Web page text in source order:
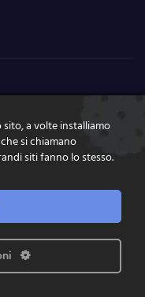
Live by
a volte installiamo
si chiamano
siti fanno lo stesso.